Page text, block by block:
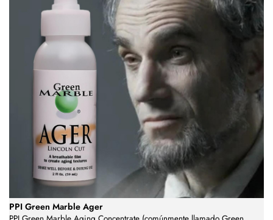
PPI Green Marble Ager